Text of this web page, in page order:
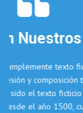
Lo Que
Lorem
industria
Lorem
de la